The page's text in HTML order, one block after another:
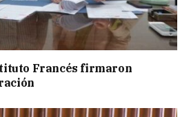
Francés firmaron